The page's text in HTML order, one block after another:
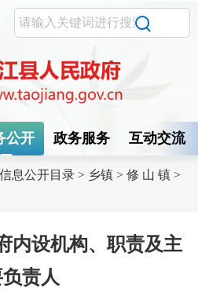
公开 政务服务 互动交流
息公开目录 > 乡镇 > 修 山 镇 >
内设机构、职责及主
责人